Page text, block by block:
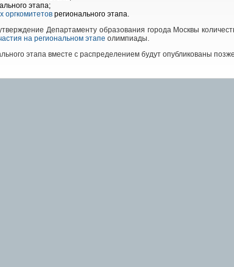
этапа;
оргкомитетов регионального этапа.
Департаменту образования города Москвы
на региональном этапе олимпиады.
этапа вместе с распределением будут опубликованы